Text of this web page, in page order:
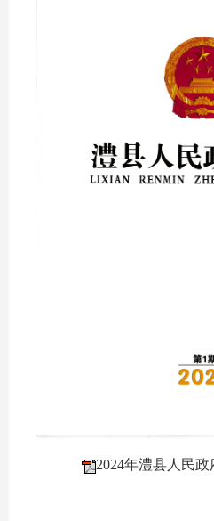
2024年澧县人民